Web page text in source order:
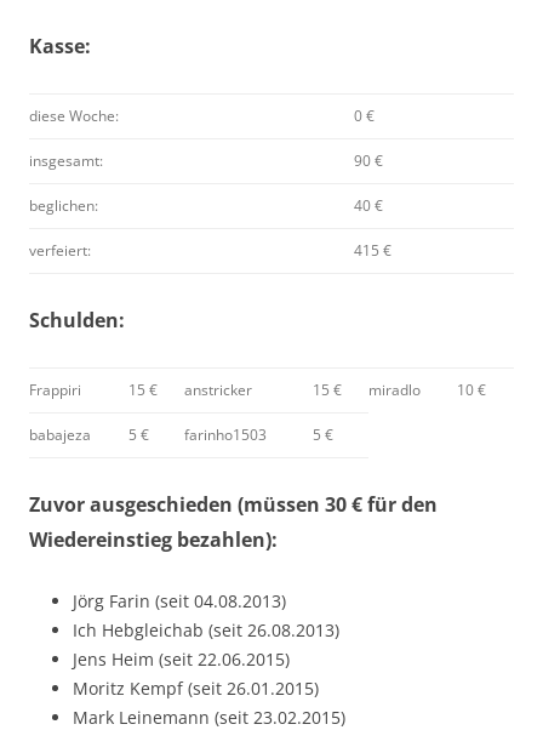
Kasse:
diese Woche: 0 €
insgesamt: 90 €
beglichen: 40 €
verfeiert: 415 €
Schulden:
Frappiri 15 € anstricker 15 € miradlo 10 €
babajeza 5 € farinho1503 5 €
Zuvor ausgeschieden (müssen 30 € für den
Wiedereinstieg bezahlen):
Jörg Farin (seit 04.08.2013)
Ich Hebgleichab (seit 26.08.2013)
Jens Heim (seit 22.06.2015)
Moritz Kempf (seit 26.01.2015)
Mark Leinemann (seit 23.02.2015)